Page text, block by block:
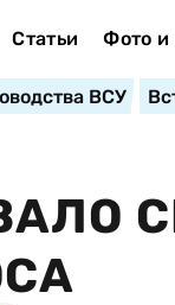
Статьи Фото и
ВСУ